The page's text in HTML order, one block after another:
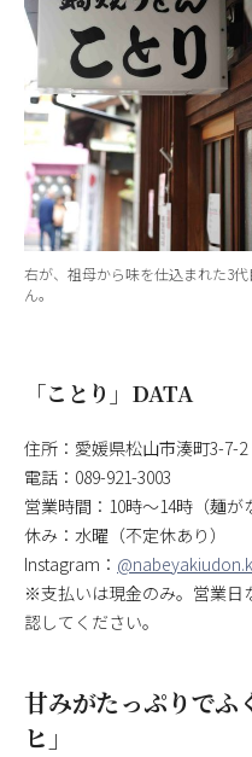
右が、祖母から味を仕込まれた3
ん。
「ことり」DATA
住所：愛媛県松山市湊町3-7-2
電話：089-921-3003
営業時間：10時～14時（麺が
休み：水曜（不定休あり）
Instagram：
※支払いは現金のみ。営業日
認してください。
甘みがたっぷりでふ
ヒ」